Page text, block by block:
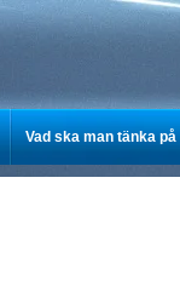
Vad ska man tänka på